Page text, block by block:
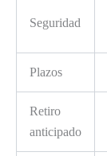
Seguridad
Plazos
Retiro
anticipado